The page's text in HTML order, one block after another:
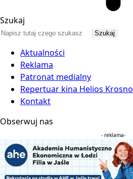
Szukaj
Aktualności
Reklama
Patronat medialny
Repertuar kina Helios Krosno
Kontakt
Obserwuj nas
- reklama-